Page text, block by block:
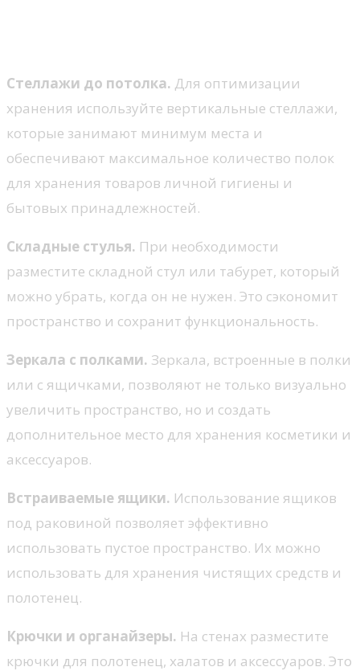
Стеллажи до потолка. Для оптимизации
хранения используйте вертикальные стеллажи,
которые занимают минимум места и
обеспечивают максимальное количество полок
для хранения товаров личной гигиены и
бытовых принадлежностей.
Складные стулья. При необходимости
разместите складной стул или табурет, который
можно убрать, когда он не нужен. Это сэкономит
пространство и сохранит функциональность.
Зеркала с полками. Зеркала, встроенные в полки
или с ящичками, позволяют не только визуально
увеличить пространство, но и создать
дополнительное место для хранения косметики и
аксессуаров.
Встраиваемые ящики. Использование ящиков
под раковиной позволяет эффективно
использовать пустое пространство. Их можно
использовать для хранения чистящих средств и
полотенец.
Крючки и органайзеры. На стенах разместите
крючки для полотенец, халатов и аксессуаров. Это